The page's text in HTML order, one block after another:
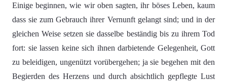
Einige beginnen, wie wir oben sagten, ihr böses Leben, kaum
dass sie zum Gebrauch ihrer Vernunft gelangt sind; und in der
gleichen Weise setzen sie dasselbe beständig bis zu ihrem Tod
fort: sie lassen keine sich ihnen darbietende Gelegenheit, Gott
zu beleidigen, ungenützt vorübergehen; ja sie begehen mit den
Begierden des Herzens und durch absichtlich gepflegte Lust